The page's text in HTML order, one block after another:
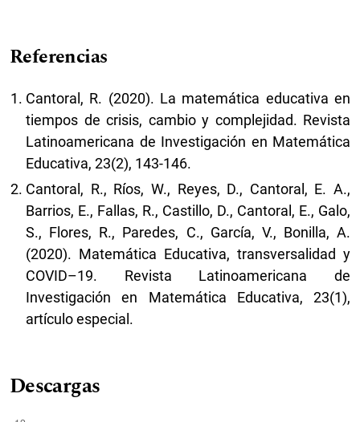
Referencias
Cantoral, R. (2020). La matemática educativa en
tiempos de crisis, cambio y complejidad. Revista
Latinoamericana de Investigación en Matemática
Educativa, 23(2), 143-146.
Cantoral, R., Ríos, W., Reyes, D., Cantoral, E. A.,
Barrios, E., Fallas, R., Castillo, D., Cantoral, E., Galo,
S., Flores, R., Paredes, C., García, V., Bonilla, A.
(2020). Matemática Educativa, transversalidad y
COVID–19. Revista Latinoamericana de
Investigación en Matemática Educativa, 23(1),
artículo especial.
Descargas